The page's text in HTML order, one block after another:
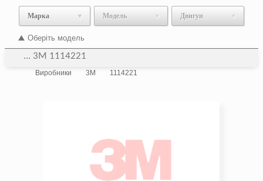
Марка Модель Двигун
Оберіть модель
... 3M 1114221
Виробники 3M 1114221